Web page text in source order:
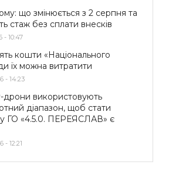
що змінюється з 2 серпня та
стаж без сплати внесків
- 10:47
кошти «Національного
їх можна витратити
- 14:23
дрони використовують
діапазон, щоб стати
ГО «4.5.0. ПЕРЕЯСЛАВ» є
12:21